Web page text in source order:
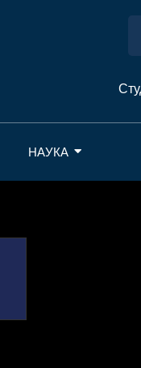
НАУКА